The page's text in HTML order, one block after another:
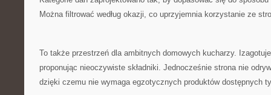
Można filtrować według okazji, co uprzyjemnia korzystanie ze
To także przestrzeń dla ambitnych domowych kucharzy.
proponując nieoczywiste składniki. Jednocześnie strona nie
dzięki czemu nie wymaga egzotycznych produktów dostępnych